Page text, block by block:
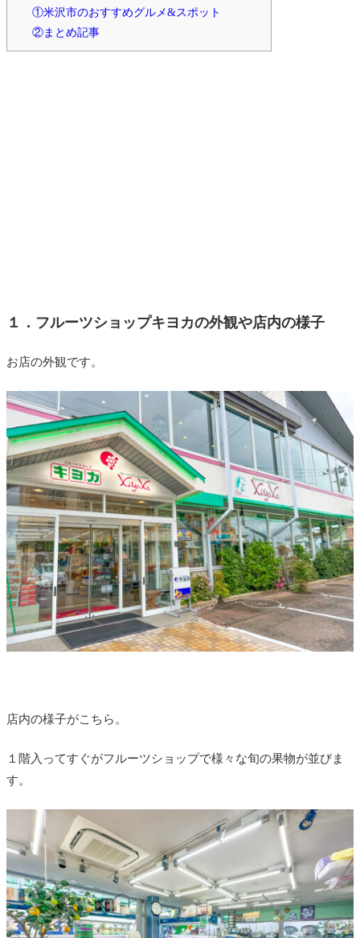
①米沢市のおすすめグルメ&スポット
②まとめ記事
１．フルーツショップキヨカの外観や店内の様子
お店の外観です。
店内の様子がこちら。
１階入ってすぐがフルーツショップで様々な旬の果物が並びま
す。